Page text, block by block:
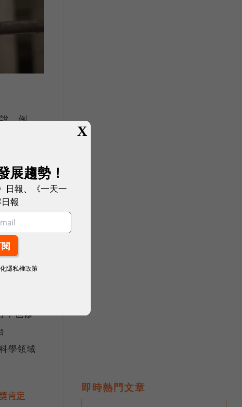
。例
。像
的共
系統化
議病人
貝氏模
。
，也修
學領域
肯定
即時熱門文章
X
展趨勢！
日報、《一天一
報
隱私權政策